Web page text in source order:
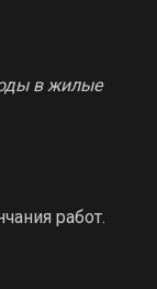
в жилые
работ.